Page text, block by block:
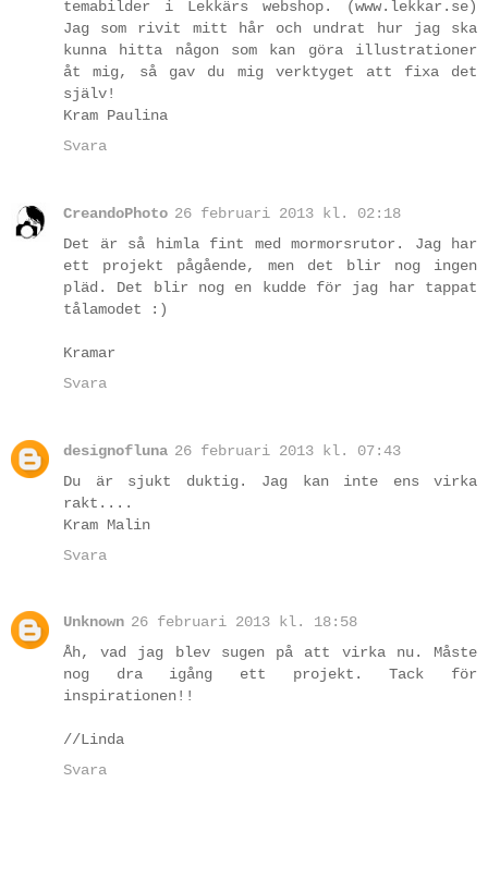
temabilder i Lekkärs webshop. (www.lekkar.se)
Jag som rivit mitt hår och undrat hur jag ska
kunna hitta någon som kan göra illustrationer
åt mig, så gav du mig verktyget att fixa det
själv!
Kram Paulina
Svara
CreandoPhoto 26 februari 2013 kl. 02:18
Det är så himla fint med mormorsrutor. Jag har
ett projekt pågående, men det blir nog ingen
pläd. Det blir nog en kudde för jag har tappat
tålamodet :)
Kramar
Svara
designofluna 26 februari 2013 kl. 07:43
Du är sjukt duktig. Jag kan inte ens virka
rakt....
Kram Malin
Svara
Unknown 26 februari 2013 kl. 18:58
Åh, vad jag blev sugen på att virka nu. Måste
nog dra igång ett projekt. Tack för
inspirationen!!
//Linda
Svara